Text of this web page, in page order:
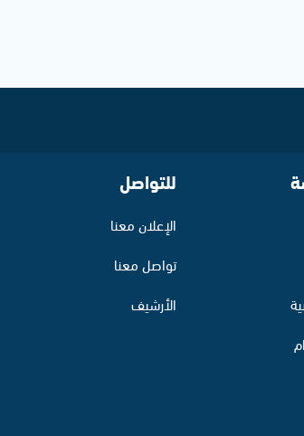
للتواصل
الإعلان معنا
تواصل معنا
الأرشيف